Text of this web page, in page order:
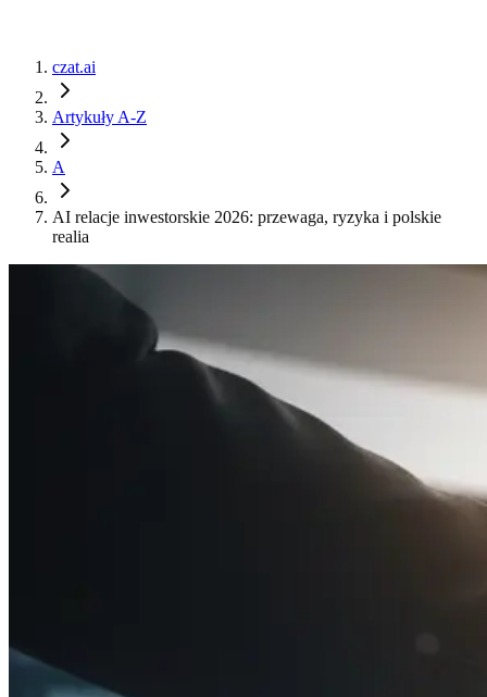
czat.ai
Artykuły A-Z
A
AI relacje inwestorskie 2026: przewaga, ryzyka i polskie
realia